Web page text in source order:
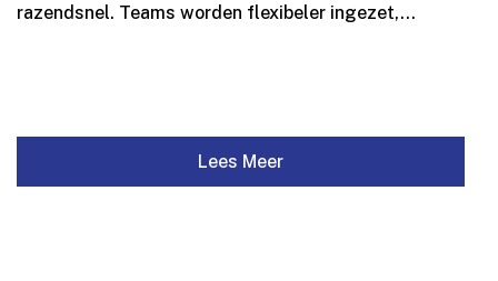
razendsnel.​ Teams worden flexibeler ingezet,...
Lees Meer